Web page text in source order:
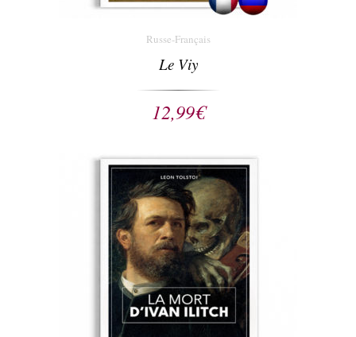
Russe-Français
Le Viy
12,99€